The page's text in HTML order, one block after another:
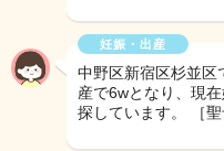
妊娠・出産
中野区新宿区杉並区
産で6wとなり、現
探しています。 ［